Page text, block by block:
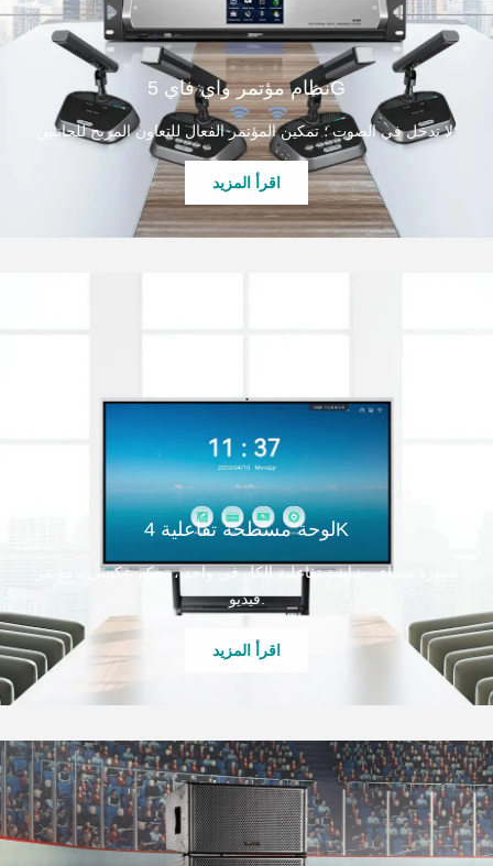
نظام مؤتمر واي فاي 5G
لا تدخل في الصوت ؛ تمكين المؤتمر الفعال للتعاون المربح للجانبين.
اقرأ المزيد
لوحة مسطحة تفاعلية 4K
سبورة بيضاء ، شاشة تفاعلية الكل في واحد ، تحكم عكسي ، مؤتمر
فيديو.
اقرأ المزيد